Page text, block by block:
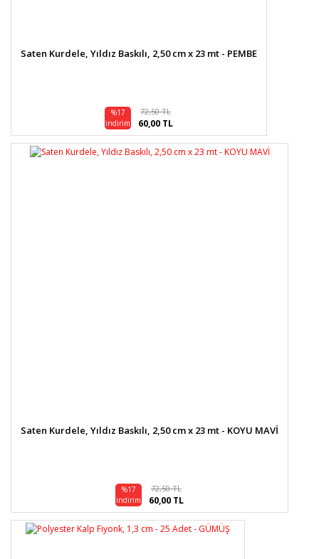
Saten Kurdele, Yıldız Baskılı, 2,50 cm x 23 mt - PEMBE
%17
indirim
72,50 TL
60,00 TL
Saten Kurdele, Yıldız Baskılı, 2,50 cm x 23 mt - KOYU MAVİ
%17
indirim
72,50 TL
60,00 TL